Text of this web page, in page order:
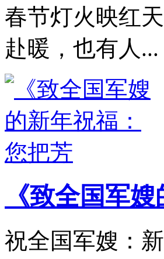
春节灯火映红
赴暖，也有人...
《致全国军
祝全国军嫂：